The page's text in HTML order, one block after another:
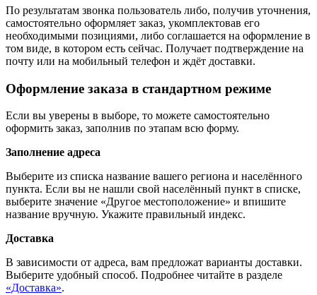
По результатам звонка пользователь либо, получив уточнения,
самостоятельно оформляет заказ, укомплектовав его
необходимыми позициями, либо соглашается на оформление в
том виде, в котором есть сейчас. Получает подтверждение на
почту или на мобильный телефон и ждёт доставки.
Оформление заказа в стандартном режиме
Если вы уверены в выборе, то можете самостоятельно
оформить заказ, заполнив по этапам всю форму.
Заполнение адреса
Выберите из списка название вашего региона и населённого
пункта. Если вы не нашли свой населённый пункт в списке,
выберите значение «Другое местоположение» и впишите
название вручную. Укажите правильный индекс.
Доставка
В зависимости от адреса, вам предложат варианты доставки.
Выберите удобный способ. Подробнее читайте в разделе
«Доставка».